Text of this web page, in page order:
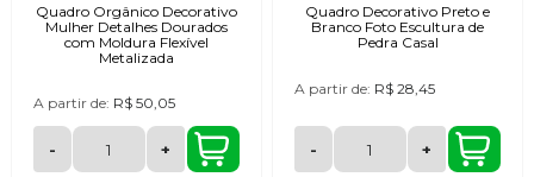
Quadro Orgânico Decorativo
Mulher Detalhes Dourados
com Moldura Flexível
Metalizada
A partir de: R$ 50,05
- +
Quadro Decorativo Preto e
Branco Foto Escultura de
Pedra Casal
A partir de: R$ 28,45
- +